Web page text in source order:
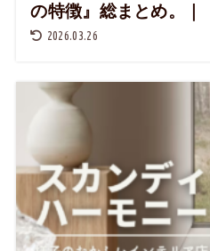
の特徴』総まとめ。｜
2026.03.26